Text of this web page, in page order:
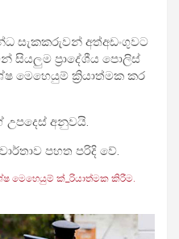
සැකකරුවන් අත්අඩංගුවට
සියලුම ප්‍රාදේශීය පොලිස්
මෙහෙයුම් ක්‍රියාත්මක කර
උපදෙස් අනුවයි.
පහත පරිදි වේ.
මෙහෙයුම් ක්_රියාත්මක කිරීම.